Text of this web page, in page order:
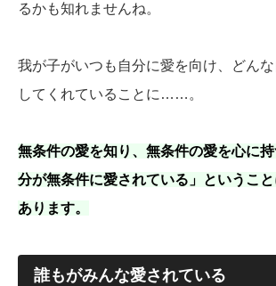
るかも知れませんね。
我が子がいつも自分に愛を向け、どん
してくれていることに……。
無条件の愛を知り、無条件の愛を心に
分が無条件に愛されている」というこ
あります。
誰もがみんな愛されている